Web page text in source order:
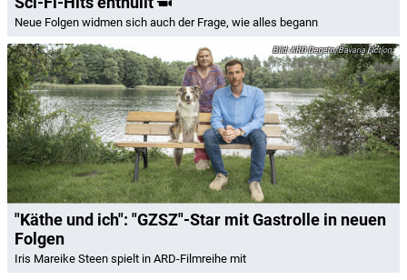
Neue Folgen widmen sich auch der Frage, wie alles begann
ARD Degeto/Bavaria Fiction
"Käthe und ich": "GZSZ"-Star mit Gastrolle in neuen
Folgen
Iris Mareike Steen spielt in ARD-Filmreihe mit